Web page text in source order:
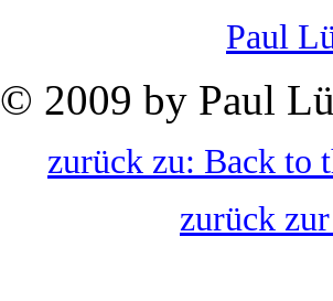
Paul
© 2009 by Paul
zurück zu: Back to
zurück